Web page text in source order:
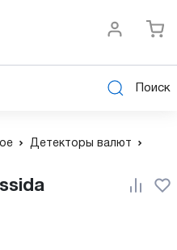
Поиск
Детекторы валют